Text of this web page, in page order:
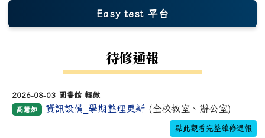
Easy test 平台
(另開新視窗)
待修通報
2026-08-03 圖書館 輕微
高慧如 資訊設備_學期整理更新 (全校教室、辦公室)
點此觀看完整維修通報